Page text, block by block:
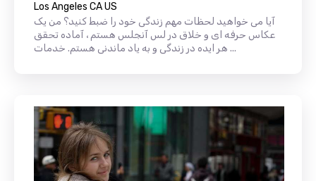
Los Angeles CA US
آیا می خواهید لحظات مهم زندگی خود را ضبط کنید؟ من یک
عکاس حرفه ای و خلاق در لس آنجلس هستم ، آماده تحقق
هر ایده در زندگی و به یاد ماندنی هستم. خدمات ...